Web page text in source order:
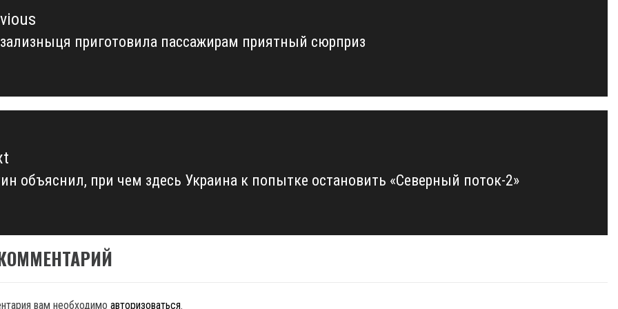
приготовила пассажирам приятный сюрприз
объяснил, при чем здесь Украина к попытке остановить «Северный поток-2»
вам необходимо авторизоваться.